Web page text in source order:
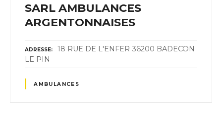
SARL AMBULANCES
ARGENTONNAISES
ADRESSE
18 RUE DE L'ENFER 36200 BADECON
LE PIN
AMBULANCES